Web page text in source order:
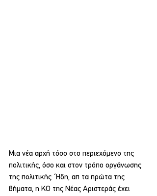
Μια νέα αρχή τόσο στο περιεχόμενο της
πολιτικής, όσο και στον τρόπο οργάνωσης
της πολιτικής ΄Ηδη, απ τα πρώτα της
βήματα, η ΚΟ της Νέας Αριστεράς έχει